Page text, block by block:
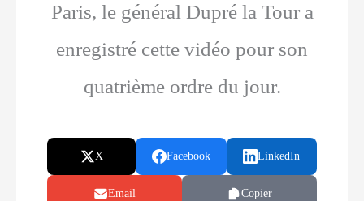
Paris, le général Dupré la Tour a
enregistré cette vidéo pour son
quatrième ordre du jour.
X Facebook LinkedIn
Email Copier